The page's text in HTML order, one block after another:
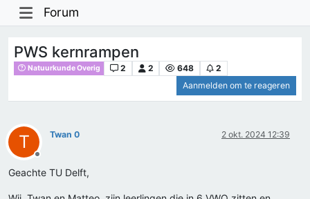
Forum
PWS kernrampen
Natuurkunde Overig 2 2 648
2
Aanmelden om te reageren
T
Offline
Twan 0 2 okt. 2024 12:39
Geachte TU Delft,